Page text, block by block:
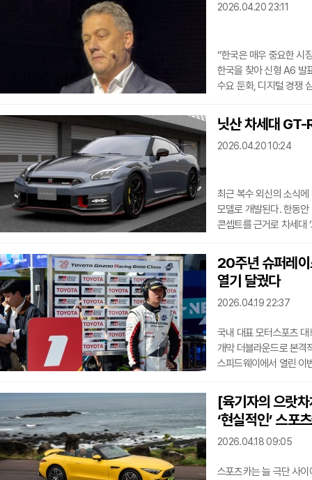
낮은 공기저항계수인
2026.04.20 23:11
“한국은 매우 중요한 시
한국을 찾아 신형 A6 발
수요 둔화, 디지털 경쟁
시험대이자, 브랜드 정
시장의 ‘정상 궤도 복귀
될너 회장은 첫 방한 자
닛산 차세대 GT-
2026.04.20 10:24
최근 복수 외신의 소식
모델로 개발된다. 한동
콘셉트를 근거로 차세대
글로벌 상품전략 총괄
배터리만으로 가는 일은
성능으로는 GT-R이 요
기대만큼 폭넓은 지지를
20주년 슈퍼레
열기 달궜다
2026.04.19 22:37
국내 대표 모터스포츠
개막 더블라운드로 본격
스피드웨이에서 열린 이
펼쳐지며 시즌 초반 열
(금호 SLM)의 완벽한 출
2라운드에서도 예선 1
후반 사고로 적색기가
[육기자의 으랏
‘현실적인’ 스포
2026.04.18 09:05
스포츠카는 늘 극단 사